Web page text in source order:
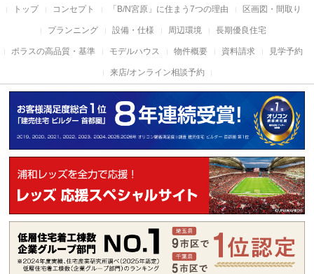
トップ コンセプト 「B/N宮原」に住まう7つの理由 区画図・間取り
プランニング 設備・仕様 周辺環境 長期優良住宅
ポラスの高品質・基準 モデルハウス 物件概要 資料請求 見学予約
来店/オンライン相談予約